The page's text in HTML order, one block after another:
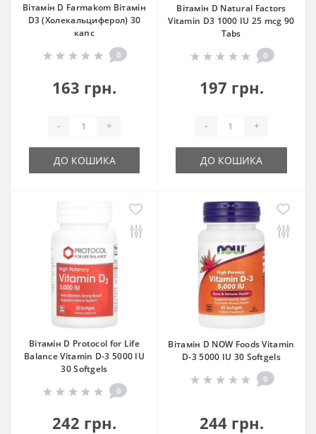
Вітамін D Farmakom Вітамін
D3 (Холекальциферол) 30
капс
0
163 грн.
- +
ДО КОШИКА
Вітамін D Natural Factors
Vitamin D3 1000 IU 25 mcg 90
Tabs
0
197 грн.
- +
ДО КОШИКА
Вітамін D Protocol for Life
Balance Vitamin D-3 5000 IU
30 Softgels
0
242 грн.
Вітамін D NOW Foods Vitamin
D-3 5000 IU 30 Softgels
0
244 грн.